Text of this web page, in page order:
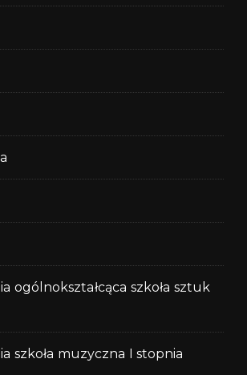
ogólnokształcąca szkoła sztuk
szkoła muzyczna I stopnia